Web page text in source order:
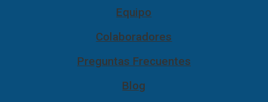
Equipo
Colaboradores
Preguntas Frecuentes
Blog